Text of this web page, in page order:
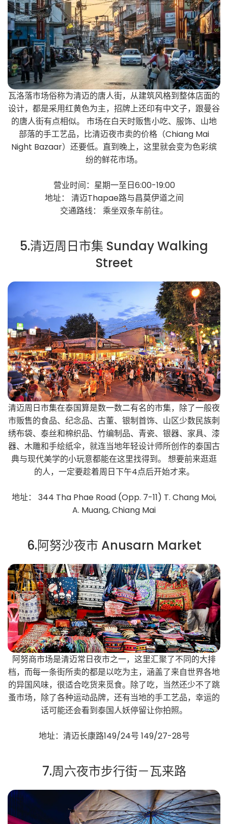
瓦洛落市场俗称为清迈的唐人街，从建筑风格到整体店面的
设计，都是采用红黄色为主，招牌上还印有中文子，跟曼谷
的唐人街有点相似。 市场在白天时贩售小吃、服饰、山地
部落的手工艺品，比清迈夜市卖的价格（Chiang Mai
Night Bazaar）还要低。直到晚上，这里就会变为色彩缤
纷的鲜花市场。
营业时间：星期一至日6:00-19:00
地址： 清迈Thapae路与昌莫伊道之间
交通路线： 乘坐双条车前往。
5.清迈周日市集 Sunday Walking
Street
清迈周日市集在泰国算是数一数二有名的市集，除了一般夜
市贩售的食品、纪念品、古董、银制首饰、山区少数民族刺
绣布袋、泰丝和棉织品、竹编制品、青瓷、银器、家具、漆
器、木雕和手绘纸伞，就连当地年轻设计师所创作的泰国古
典与现代美学的小玩意都能在这里找得到。 想要前来逛逛
的人，一定要趁着周日下午4点后开始才来。
地址： 344 Tha Phae Road (Opp. 7-11) T. Chang Moi,
A. Muang, Chiang Mai
6.阿努沙夜市 Anusarn Market
阿努商市场是清迈常日夜市之一，这里汇聚了不同的大排
档，而每一条街所卖的都是以吃为主，涵盖了来自世界各地
的异国风味，很适合吃货来觅食。除了吃，当然还少不了跳
蚤市场，除了各种运动品牌，还有当地的手工艺品，幸运的
话可能还会看到泰国人妖停留让你拍照。
地址：清迈长康路149/24号 149/27-28号
7.周六夜市步行街－瓦来路